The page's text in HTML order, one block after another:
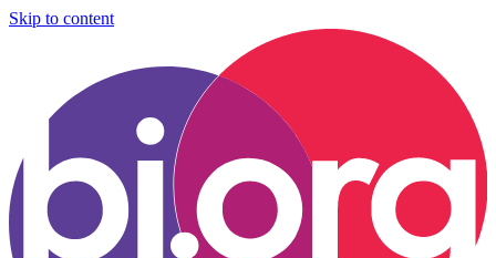
Skip to content